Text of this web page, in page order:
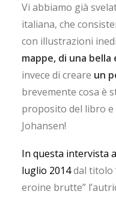
Vi abbiamo già
italiana, che
con illustrazioni
mappe, di una
invece di creare un
brevemente cosa è
proposito del libro e
Johansen!
In questa intervista
luglio 2014dal titolo
eroine brutte”